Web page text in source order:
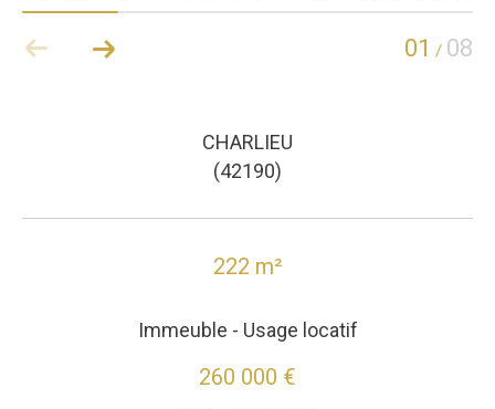
01 / 08
CHARLIEU
(42190)
222 m²
Immeuble - Usage locatif
260 000 €